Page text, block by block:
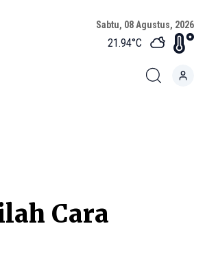
Sabtu, 08 Agustus, 2026
21.94°C
Cara